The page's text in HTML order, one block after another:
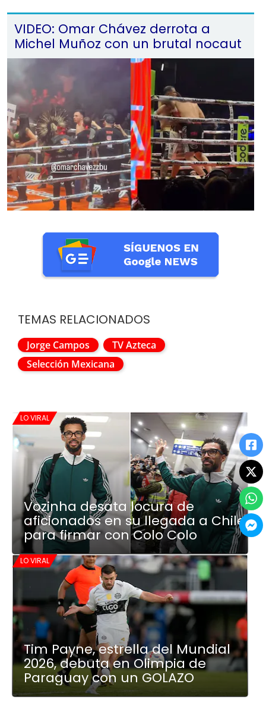
VIDEO: Omar Chávez derrota a
Michel Muñoz con un brutal nocaut
TEMAS RELACIONADOS
Jorge Campos
TV Azteca
Selección Mexicana
LO VIRAL
Vozinha desata locura de
aficionados en su llegada a Chile
para firmar con Colo Colo
LO VIRAL
Tim Payne, estrella del Mundial
2026, debuta en Olimpia de
Paraguay con un GOLAZO